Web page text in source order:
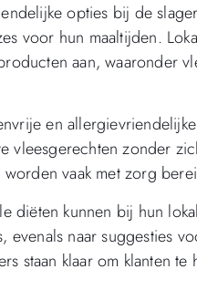
opties bij de
voor hun maaltijden.
aan, waaronder
en
vleesgerechten zonder
vaak met zorg
diëten kunnen bij hun
evenals naar suggesties
staan klaar om klanten